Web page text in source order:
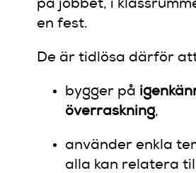
på jobbet, i
en fest.
De är tidlösa därför
bygger på
överraskning,
använder enkla
alla kan relatera